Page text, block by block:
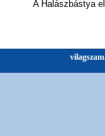
A Halászbástya